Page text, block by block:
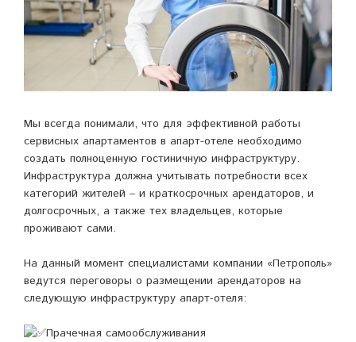
Мы всегда понимали, что для эффективной работы
сервисных апартаментов в апарт-отеле необходимо
создать полноценную гостиничную инфраструктуру.
Инфраструктура должна учитывать потребности всех
категорий жителей – и краткосрочных арендаторов, и
долгосрочных, а также тех владельцев, которые
проживают сами.
На данный момент специалистами компании «Петрополь»
ведутся переговоры о размещении арендаторов на
следующую инфраструктуру апарт-отеля:
Прачечная самообслуживания